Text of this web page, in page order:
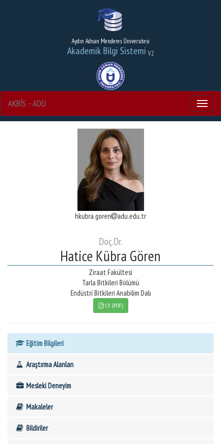
Aydın Adnan Menderes Üniversitesi
Akademik Bilgi Sistemi V2
Menu
AKBİS - ADÜ
hkubra.goren adu.edu.tr
Doç.Dr.
Hatice Kübra Gören
Ziraat Fakültesi
Tarla Bitkileri Bölümü
Endüstri Bitkileri Anabilim Dalı
CV (PDF)
Eğitim Bilgileri
Araştırma Alanları
Mesleki Deneyim
Makaleler
Bildiriler